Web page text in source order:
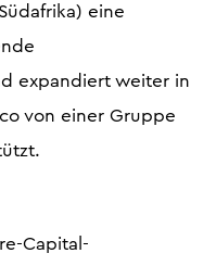
eine
expandiert weiter in
von einer Gruppe
Capital-